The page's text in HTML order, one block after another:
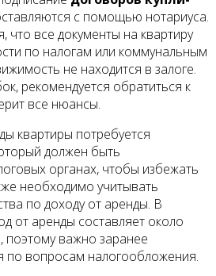
с помощью нотариуса.
что все документы на квартиру
по налогам или коммунальным
не находится в залоге.
рекомендуется обратиться к
все нюансы.
квартиры потребуется
должен быть
органах, чтобы избежать
необходимо учитывать
по доходу от аренды. В
от аренды составляет около
поэтому важно заранее
по вопросам налогообложения.